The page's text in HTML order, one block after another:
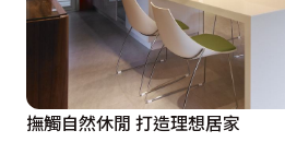
撫觸自然休閒 打造理想居家